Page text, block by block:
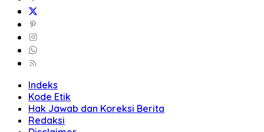
Indeks
Kode Etik
Hak Jawab dan Koreksi Berita
Redaksi